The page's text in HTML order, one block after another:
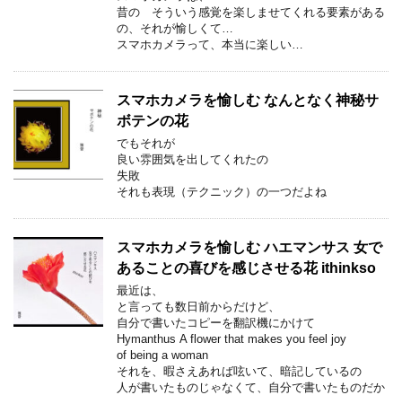
昔の そういう感覚を楽しませてくれる要素がある
の、それが愉しくて…
スマホカメラって、本当に楽しい…
スマホカメラを愉しむ なんとなく神秘サ
ボテンの花
でもそれが
良い雰囲気を出してくれたの
失敗
それも表現（テクニック）の一つだよね
スマホカメラを愉しむ ハエマンサス 女で
あることの喜びを感じさせる花 ithinkso
最近は、
と言っても数日前からだけど、
自分で書いたコピーを翻訳機にかけて
Hymanthus A flower that makes you feel joy
of being a woman
それを、暇さえあれば呟いて、暗記しているの
人が書いたものじゃなくて、自分で書いたものだか